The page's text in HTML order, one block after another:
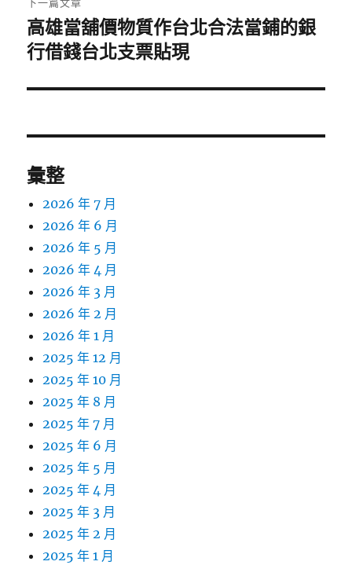
下
一
文
高雄當舖價物質作台北合法當鋪的銀
行借錢台北支票貼現
彙整
2026 年 7 月
2026 年 6 月
2026 年 5 月
2026 年 4 月
2026 年 3 月
2026 年 2 月
2026 年 1 月
2025 年 12 月
2025 年 10 月
2025 年 8 月
2025 年 7 月
2025 年 6 月
2025 年 5 月
2025 年 4 月
2025 年 3 月
2025 年 2 月
2025 年 1 月